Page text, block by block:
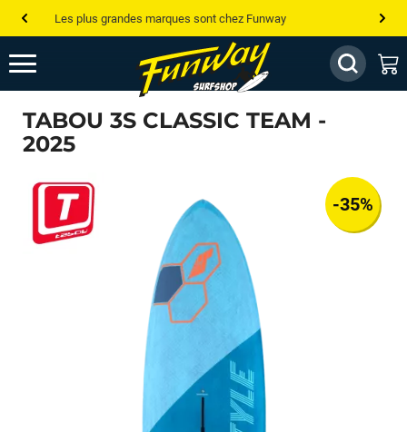
Les plus grandes marques sont chez Funway
Jusqu’à -75% de remise sur le windsurf, wingfoil, etc...
💰 Meilleur prix garanti — Moins cher ailleurs ? On s’aligne !
Besoin de conseils de pro ? Appelle nous !
TABOU 3S CLASSIC TEAM -
2025
-35%